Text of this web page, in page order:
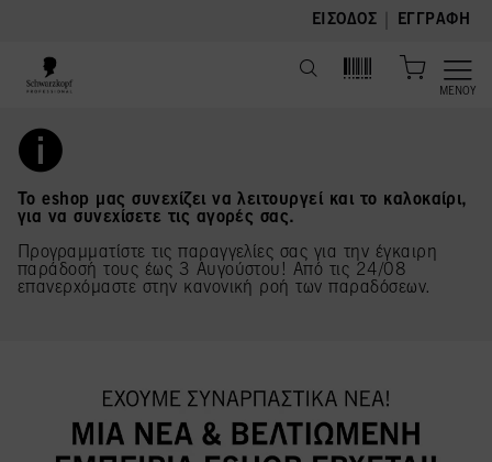
ΕΊΣΟΔΟΣ ΕΓΓΡΑΦΉ
ΜΕΝΟΎ
Το eshop μας συνεχίζει να λειτουργεί και το καλοκαίρι,
για να συνεχίσετε τις αγορές σας.
Προγραμματίστε τις παραγγελίες σας για την έγκαιρη
παράδοσή τους έως 3 Αυγούστου! Από τις 24/08
επανερχόμαστε στην κανονική ροή των παραδόσεων.